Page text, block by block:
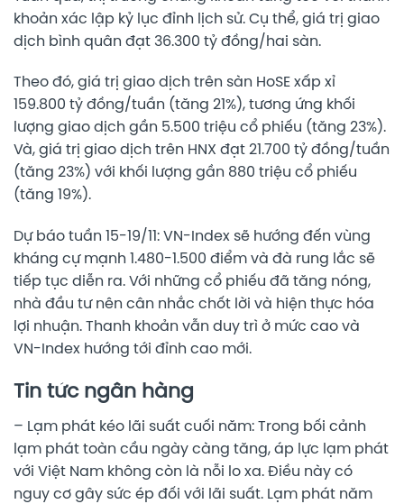
khoản xác lập kỷ lục đỉnh lịch sử. Cụ thể, giá trị giao
dịch bình quân đạt 36.300 tỷ đồng/hai sàn.
Theo đó, giá trị giao dịch trên sàn HoSE xấp xỉ
159.800 tỷ đồng/tuần (tăng 21%), tương ứng khối
lượng giao dịch gần 5.500 triệu cổ phiếu (tăng 23%).
Và, giá trị giao dịch trên HNX đạt 21.700 tỷ đồng/tuần
(tăng 23%) với khối lượng gần 880 triệu cổ phiếu
(tăng 19%).
Dự báo tuần 15-19/11: VN-Index sẽ hướng đến vùng
kháng cự mạnh 1.480-1.500 điểm và đà rung lắc sẽ
tiếp tục diễn ra. Với những cổ phiếu đã tăng nóng,
nhà đầu tư nên cân nhắc chốt lời và hiện thực hóa
lợi nhuận. Thanh khoản vẫn duy trì ở mức cao và
VN-Index hướng tới đỉnh cao mới.
Tin tức ngân hàng
– Lạm phát kéo lãi suất cuối năm: Trong bối cảnh
lạm phát toàn cầu ngày càng tăng, áp lực lạm phát
với Việt Nam không còn là nỗi lo xa. Điều này có
nguy cơ gây sức ép đối với lãi suất. Lạm phát năm